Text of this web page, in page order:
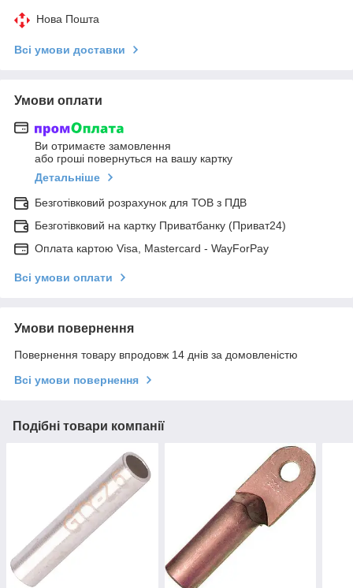
Нова Пошта
Всі умови доставки
Умови оплати
Ви отримаєте замовлення
або гроші повернуться на вашу картку
Детальніше
Безготівковий розрахунок для ТОВ з ПДВ
Безготівковий на картку Приватбанку (Приват24)
Оплата картою Visa, Mastercard - WayForPay
Всі умови оплати
Умови повернення
Повернення товару впродовж 14 днів за домовленістю
Всі умови повернення
Подібні товари компанії